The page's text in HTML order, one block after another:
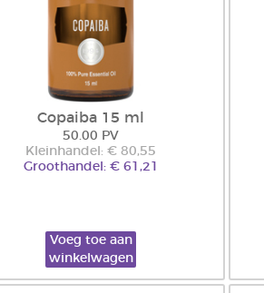
Copaiba 15 ml
50.00 PV
Kleinhandel: € 80,55
Groothandel: € 61,21
Voeg toe aan
winkelwagen